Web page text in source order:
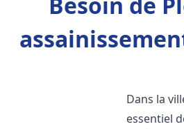
Dans la
essentiel